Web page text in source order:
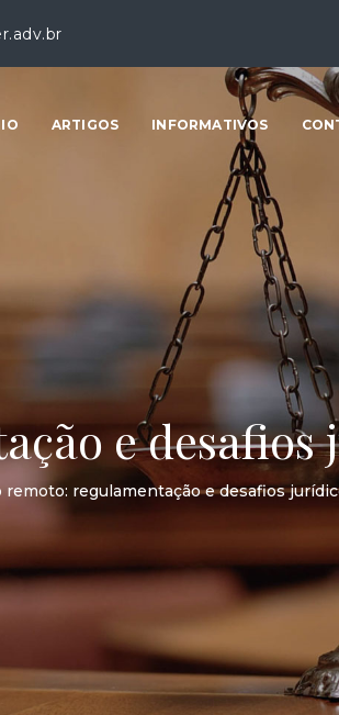
ARTIGOS INFORMATIVOS
e desafios
remoto: regulamentação e desafios